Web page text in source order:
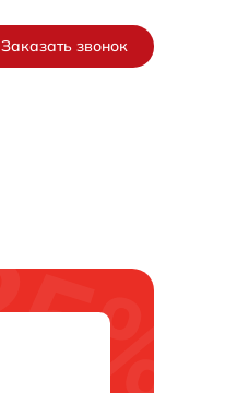
Заказать звонок